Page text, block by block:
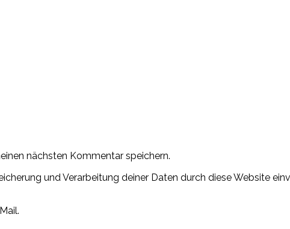
nächsten Kommentar speichern.
und Verarbeitung deiner Daten durch diese Website